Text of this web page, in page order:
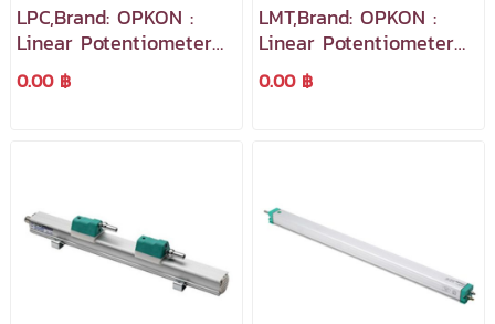
LPC,Brand: OPKON :
Linear Potentiometer
Stansdard Series
0.00 ฿
LMT,Brand: OPKON :
Linear Potentiometer
Ultra Slim Bodt Series
0.00 ฿